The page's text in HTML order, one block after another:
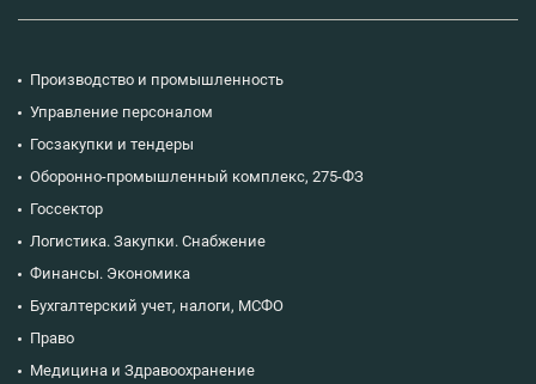
Производство и промышленность
Управление персоналом
Госзакупки и тендеры
Оборонно-промышленный комплекс, 275-ФЗ
Госсектор
Логистика. Закупки. Снабжение
Финансы. Экономика
Бухгалтерский учет, налоги, МСФО
Право
Медицина и Здравоохранение